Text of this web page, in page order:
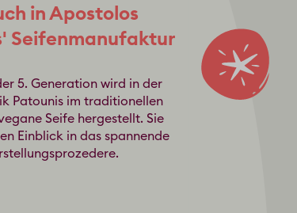
in Apostolos
Seifenmanufaktur
5. Generation wird in der
Patounis im traditionellen
Seife hergestellt. Sie
Einblick in das spannende